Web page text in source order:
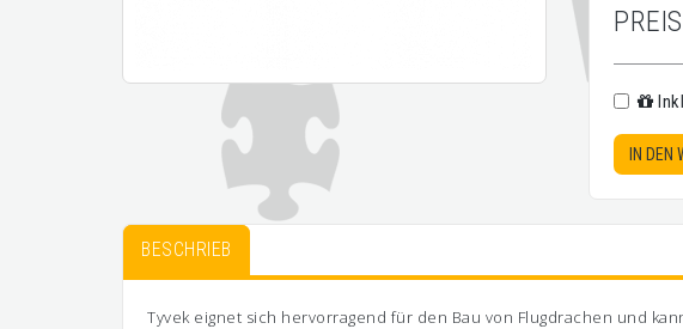
IN DEN
BESCHRIEB
Tyvek eignet sich hervorragend für den Bau von Flugdrachen und